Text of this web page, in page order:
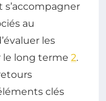
au
les
le long terme 2.
clés